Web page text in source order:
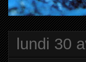
lundi 30